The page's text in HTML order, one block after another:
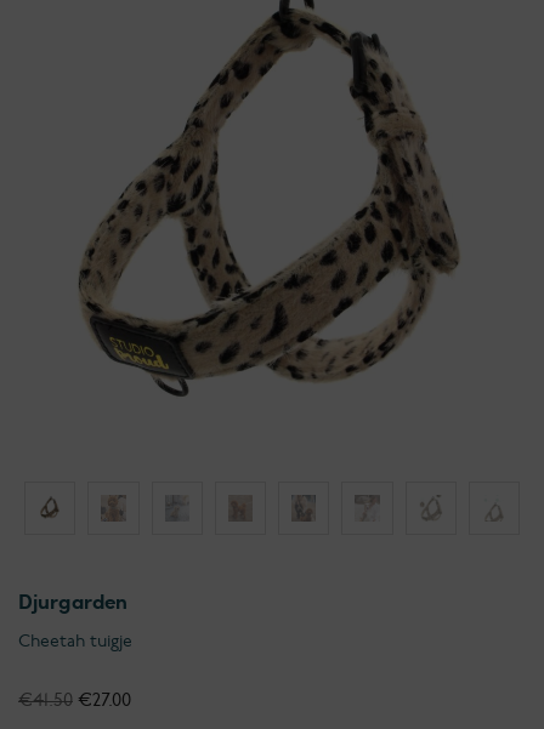
Djurgarden
Cheetah tuigje
€41.50 Oorspronkelijke
€27.00Huidige